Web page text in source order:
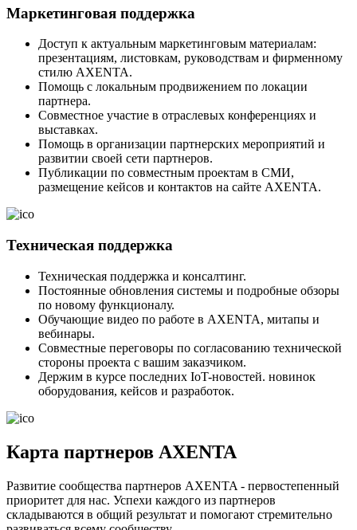
Маркетинговая поддержка
Доступ к актуальным маркетинговым материалам:
презентациям, листовкам, руководствам и фирменному
стилю AXENTA.
Помощь с локальным продвижением по локации
партнера.
Совместное участие в отраслевых конференциях и
выставках.
Помощь в организации партнерских мероприятий и
развитии своей сети партнеров.
Публикации по совместным проектам в СМИ,
размещение кейсов и контактов на сайте AXENTA.
Техническая поддержка
Техническая поддержка и консалтинг.
Постоянные обновления системы и подробные обзоры
по новому функционалу.
Обучающие видео по работе в AXENTA, митапы и
вебинары.
Совместные переговоры по согласованию технической
стороны проекта с вашим заказчиком.
Держим в курсе последних IoT-новостей. новинок
оборудования, кейсов и разработок.
Карта партнеров AXENTA
Развитие сообщества партнеров AXENTA - первостепенный
приоритет для нас. Успехи каждого из партнеров
складываются в общий результат и помогают стремительно